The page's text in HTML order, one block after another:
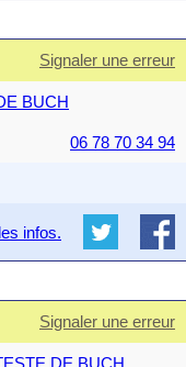
Signaler une erreur
BUCH
06 78 70 34 94
infos.
Signaler une erreur
DE BUCH